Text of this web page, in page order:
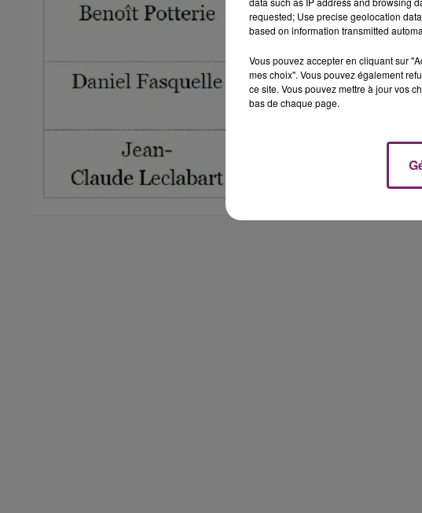
requested; Use precise geolocation
based on information transmitted
Vous pouvez accepter en cliquant sur
mes choix". Vous pouvez également
ce site. Vous pouvez mettre à jour vos
bas de chaque page.